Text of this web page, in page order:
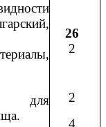
для
26
2
2
4